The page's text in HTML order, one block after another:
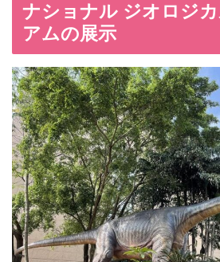
ナショナル ジオロジ
アムの展示